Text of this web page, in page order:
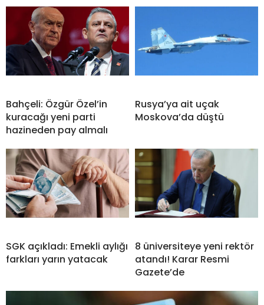
Bahçeli: Özgür Özel’in
kuracağı yeni parti
hazineden pay almalı
Rusya’ya ait uçak
Moskova’da düştü
SGK açıkladı: Emekli aylığı
farkları yarın yatacak
8 üniversiteye yeni rektör
atandı! Karar Resmi
Gazete’de